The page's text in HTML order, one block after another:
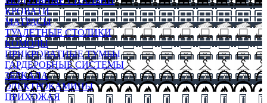
КРОВАТИ
МАТРАСЫ
ТУАЛЕТНЫЕ СТОЛИКИ
КОМОДЫ
ПРИКРОВАТНЫЕ ТУМБЫ
ГАРДЕРОБНЫЕ СИСТЕМЫ
ЗЕРКАЛА
ЭЛЕКТРОКАМИНЫ
ПРИХОЖАЯ